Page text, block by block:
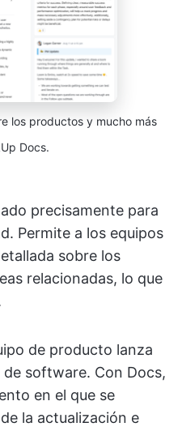
los productos y mucho más
Docs.
precisamente para
Permite a los equipos
sobre los
relacionadas, lo que
de producto lanza
software. Con Docs,
en el que se
la actualización e